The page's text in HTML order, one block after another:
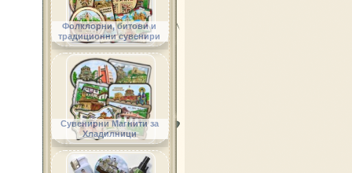
Фолклорни, битови и
традиционни сувенири
Сувенирни Магнити за
Хладилници